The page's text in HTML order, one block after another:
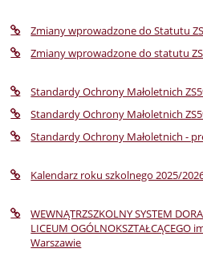
Zmiany wprowadzone do Statutu
Zmiany wprowadzone do statutu ZS
Standardy Ochrony Małoletnich
Standardy Ochrony Małoletnich
Standardy Ochrony Małoletnich -
Kalendarz roku szkolnego 2025/
WEWNĄTRZSZKOLNY SYSTEM
LICEUM OGÓLNOKSZTAŁCĄCEGO
Warszawie